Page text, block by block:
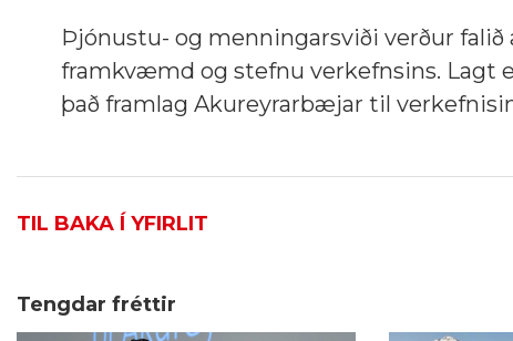
Þjónustu- og menningarsviði verður falið
framkvæmd og stefnu verkefnsins. Lagt
það framlag Akureyrarbæjar til
TIL BAKA Í YFIRLIT
Tengdar fréttir